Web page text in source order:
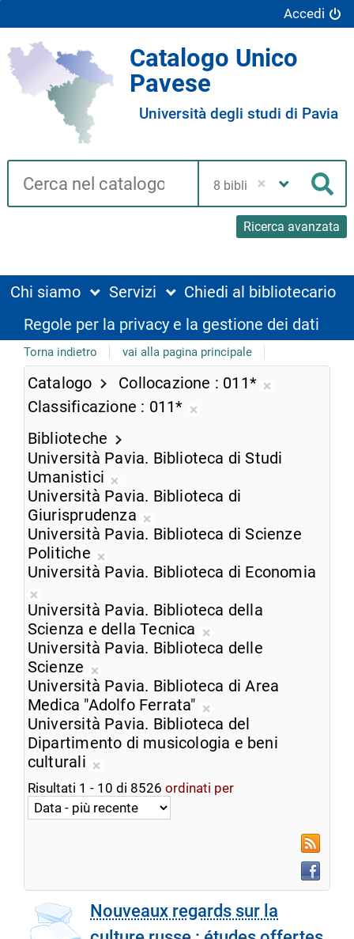
Accedi
Catalogo Unico
Pavese
Università degli studi di Pavia
Cerca su "Catalogo"
Ricerca avanzata
biblioteca
Chi siamo Servizi
Chiedi al bibliotecario
Regole per la privacy e la gestione dei dati
Torna indietro vai alla pagina principale
Catalogo Collocazione
011*
corrente
Classificazione
011*
ricerca
Biblioteche
Università Pavia. Biblioteca di Studi
Umanistici
Rimuovi
dalla
ricerca
Università Pavia. Biblioteca di
Giurisprudenza
Rimuovi
ricerca
Università Pavia. Biblioteca di Scienze
Politiche
Rimuovi
ricerca
corrente
Università Pavia. Biblioteca di Economia
Rimuovi
dalla
ricerca
corrente
Università Pavia. Biblioteca della
Scienza e della Tecnica
Rimuovi
ricerca
corrente
Università Pavia. Biblioteca delle
Scienze
Rimuovi
dalla
ricerca
corrente
Università Pavia. Biblioteca di Area
Medica "Adolfo Ferrata"
Rimuovi
dalla
corrente
Università Pavia. Biblioteca del
Dipartimento di musicologia e beni
culturali
Rimuovi
dalla
ricerca
Risultati 1 - 10 di 8526 ordinati per
RSS
Nouveaux regards sur la